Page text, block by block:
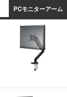
PCモニターアーム